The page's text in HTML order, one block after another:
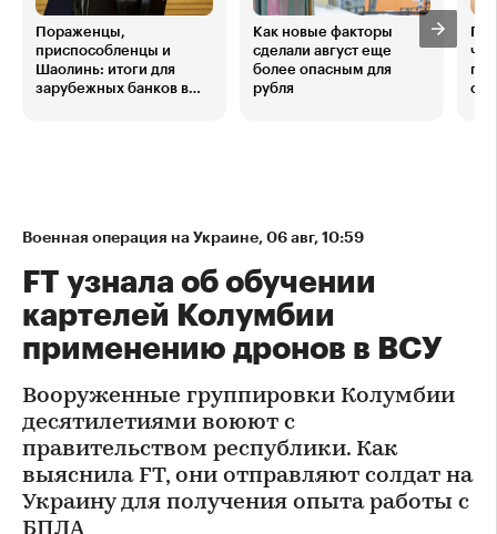
Пораженцы,
приспособленцы и
Шаолинь: итоги для
зарубежных банков в
Как новые факторы
сделали август еще
более опасным для
рубля